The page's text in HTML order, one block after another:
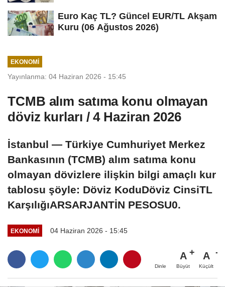
Euro Kaç TL? Güncel EUR/TL Akşam
Kuru (06 Ağustos 2026)
EKONOMI
Yayınlanma: 04 Haziran 2026 - 15:45
TCMB alım satıma konu olmayan
döviz kurları / 4 Haziran 2026
İstanbul — Türkiye Cumhuriyet Merkez
Bankasının (TCMB) alım satıma konu
olmayan dövizlere ilişkin bilgi amaçlı kur
tablosu şöyle: Döviz KoduDöviz CinsiTL
KarşılığıARSARJANTİN PESOSU0.
EKONOMI 04 Haziran 2026 - 15:45
Dinle
A
Büyüt
A
Küçült